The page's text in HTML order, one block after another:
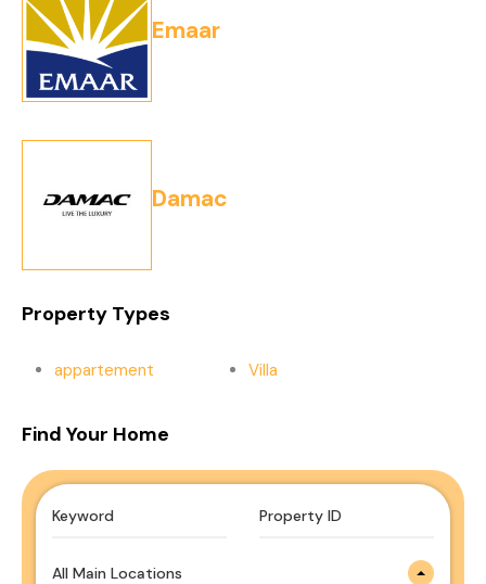
Emaar
Damac
Property Types
appartement Villa
Find Your Home
All Main Locations